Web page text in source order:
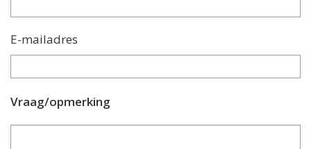
E-mailadres
Vraag/opmerking